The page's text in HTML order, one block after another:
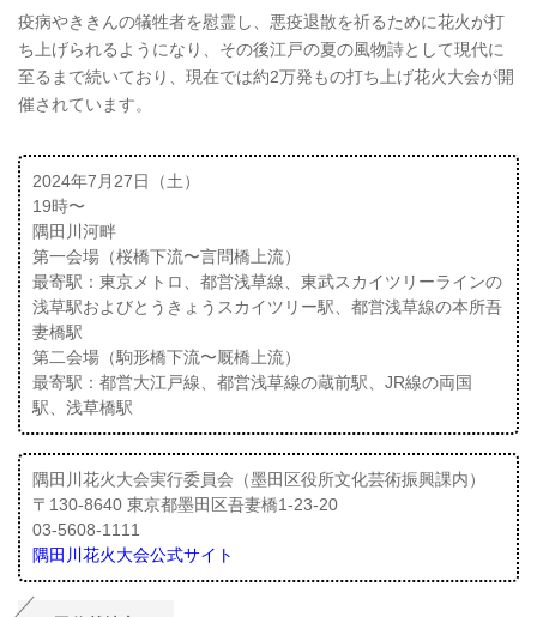
疫病やききんの犠牲者を慰霊し、悪疫退散を祈るために花火が打
ち上げられるようになり、その後江戸の夏の風物詩として現代に
至るまで続いており、現在では約2万発もの打ち上げ花火大会が開
催されています。
2024年7月27日（土）
19時〜
隅田川河畔
第一会場（桜橋下流〜言問橋上流）
最寄駅：東京メトロ、都営浅草線、東武スカイツリーラインの
浅草駅およびとうきょうスカイツリー駅、都営浅草線の本所吾
妻橋駅
第二会場（駒形橋下流〜厩橋上流）
最寄駅：都営大江戸線、都営浅草線の蔵前駅、JR線の両国
駅、浅草橋駅
隅田川花火大会実行委員会（墨田区役所文化芸術振興課内）
〒130-8640 東京都墨田区吾妻橋1-23-20
03-5608-1111
隅田川花火大会公式サイト